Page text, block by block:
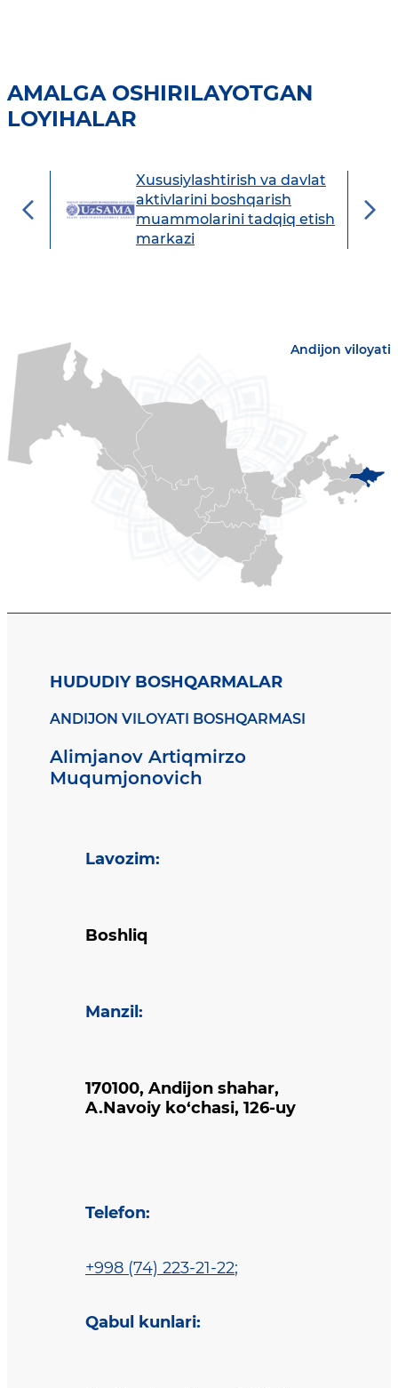
AMALGA OSHIRILAYOTGAN
LOYIHALAR
Xususiylashtirish va davlat
aktivlarini boshqarish
muammolarini tadqiq etish
markazi
Andijon viloyati
HUDUDIY BOSHQARMALAR
ANDIJON VILOYATI BOSHQARMASI
Alimjanov Artiqmirzo
Muqumjonovich
Lavozim:
Boshliq
Manzil :
170100, Andijon shahar,
A.Navoiy ko‘chasi, 126-uy
Telefon:
+998 (74) 223-21-22;
Qabul kunlari: